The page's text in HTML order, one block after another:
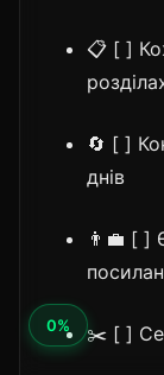
📋 [ ]
🔄 [ ]
днів
👨‍💼 [ ]
✂️ [ ]